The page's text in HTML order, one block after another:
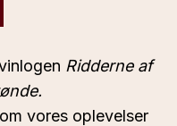
Ridderne af
vores oplevelser